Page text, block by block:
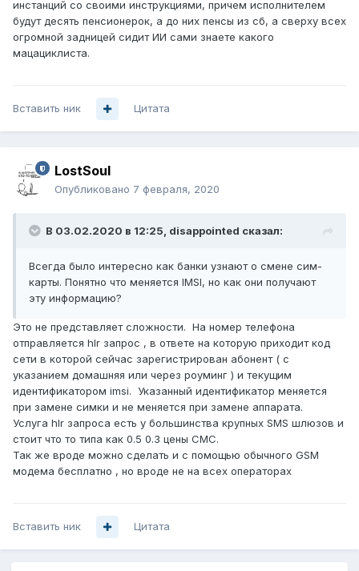
инстанций со своими инструкциями, причем исполнителем
будут десять пенсионерок, а до них пенсы из сб, а сверху всех
огромной задницей сидит ИИ сами знаете какого
мацациклиста.
Вставить ник Цитата
LostSoul
Опубликовано 7 февраля, 2020
В 03.02.2020 в 12:25, disappointed сказал:
Всегда было интересно как банки узнают о смене сим-
карты. Понятно что меняется IMSI, но как они получают
эту информацию?
Это не представляет сложности. На номер телефона
отправляется hlr запрос , в ответе на которую приходит код
сети в которой сейчас зарегистрирован абонент ( с
указанием домашняя или через роуминг ) и текущим
идентификатором imsi. Указанный идентификатор меняется
при замене симки и не меняется при замене аппарата.
Услуга hlr запроса есть у большинства крупных SMS шлюзов и
стоит что то типа как 0.5 0.3 цены СМС.
Так же вроде можно сделать и с помощью обычного GSM
модема бесплатно , но вроде не на всех операторах
Вставить ник Цитата